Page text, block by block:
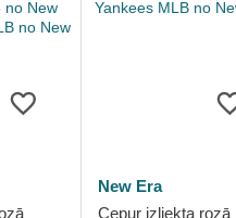
New Era
Cepur izliekta rozā